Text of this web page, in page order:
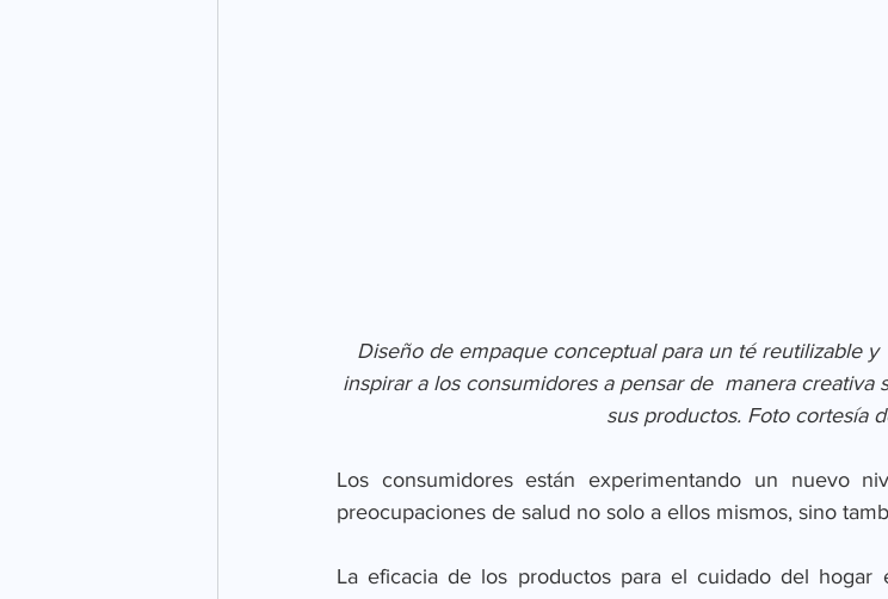
Diseño de empaque conceptual para un té reutilizable
inspirar a los consumidores a pensar de  manera
sus productos. Foto cortesía
Los consumidores están experimentando un nuevo
preocupaciones de salud no solo a ellos mismos, sino
La eficacia de los productos para el cuidado del hogar